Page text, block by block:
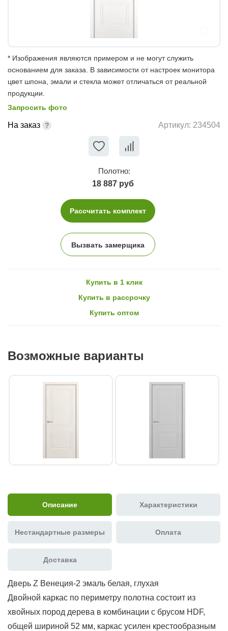
* Изображения являются примером и не могут служить
основанием для заказа. В зависимости от настроек монитора
цвет шпона, эмали и стекла может отличаться от реальной
продукции.
Запросить фото
На заказ Артикул: 234504
Полотно:
18 887 руб
Рассчитать комплект
Вызвать замерщика
Купить в 1 клик
Купить в рассрочку
Купить оптом
Возможные варианты
Описание Характеристики
Нестандартные размеры Оплата
Доставка
Дверь Z Венеция-2 эмаль белая, глухая
Двойной каркас по периметру полотна состоит из
хвойных пород дерева в комбинации с брусом HDF,
общей шириной 52 мм, каркас усилен крестообразным